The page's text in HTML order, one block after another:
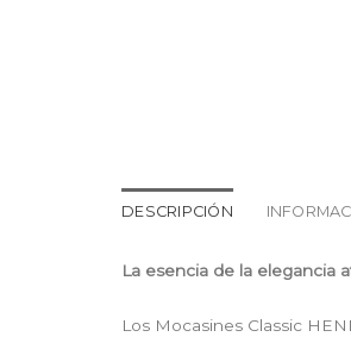
DESCRIPCIÓN
La esencia de la elegancia
Los Mocasines Classic